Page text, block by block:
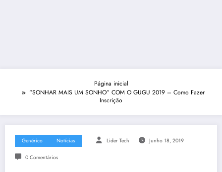
Página inicial
“SONHAR MAIS UM SONHO” COM O GUGU 2019 – Como Fazer
Inscrição
Genérico Notícias Lider Tech Junho 18, 2019
0 Comentários